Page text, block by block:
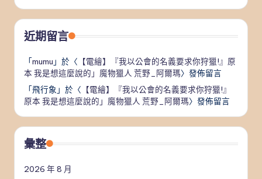
近期留言
「mumu 」於〈 【電繪】『我以公會的名義要求你狩獵!』原
本 我是想這麼說的」魔物獵人 荒野_阿爾瑪〉發佈留言
「飛行象 」於〈 【電繪】『我以公會的名義要求你狩獵!』
原本 我是想這麼說的」魔物獵人 荒野_阿爾瑪〉發佈留言
彙整
2026 年 8 月